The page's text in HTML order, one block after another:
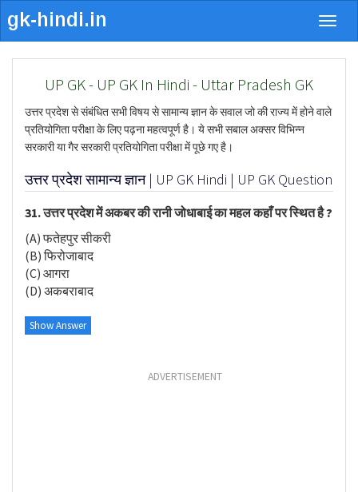
UP GK - UP GK In Hindi - Uttar Pradesh GK
उत्तर प्रदेश से संबंधित सभी विषय से सामान्य ज्ञान के सवाल जो की राज्य में होने वाले
प्रतियोगिता परीक्षा के लिए पढ़ना महत्वपूर्ण है। ये सभी सबाल अक्सर विभिन्न
सरकारी या गैर सरकारी प्रतियोगिता परीक्षा में पूछे गए है।
उत्तर प्रदेश सामान्य ज्ञान | UP GK Hindi | UP GK Question
31. उत्तर प्रदेश में अकबर की रानी जोधाबाई का महल कहाँ पर स्थित है ?
(A) फतेहपुर सीकरी
(B) फिरोजाबाद
(C) आगरा
(D) अकबराबाद
Show Answer
ADVERTISEMENT